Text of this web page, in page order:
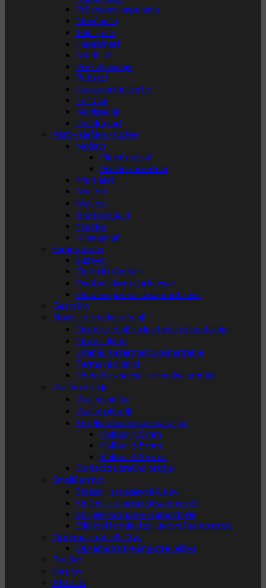
Prijenosna napajanja
Novčanici
Jelo i piće
Karabineri
Medic kit
Preživljavanje
Ruksaci
Transportne torbe
Torbice
Navigacija
Dalekozori
Alati - sječiva - noževi
Noževi
Fiksni noževi
Preklopni noževi
Multialati
Mačete
Mačevi
Alati i dodaci
Maziva
Kronografi
Samoobrana
Suzavci
Električni šokeri
Osobni alarm / privjesak
Ostala oprema za samoobranu
Gearskin
Noćni i termalni uređaji
Noćni uređaji za kretanje i osmatranje
Noćni ciljnici
Uređaji za termalno osmatranje
Termalni ciljnici
Dodaci za noćne i termalne uređaje
Zračno oružje
Zračne puške
Zračni pištolji
Streljivo i potrošni materijal
Kalibar 4.5 mm
Kalibar 5.5 mm
Kalibar 6.35 mm
Dodaci za zračno oružje
Streličarstvo
Složeni i standardni lukovi
Složeni i standardni samostreli
Strijele za lukove i samostrele
Dijelovi i dodaci za lukove i samostrele
Oprema za streljaštvo
Oprema za trening streljaštva
Pračke
Surplus
AKCIJA